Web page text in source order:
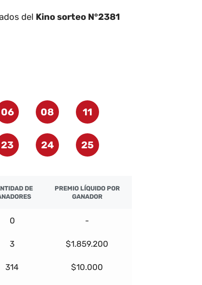
del Kino sorteo N°2381
06 08 11
23 24 25
DE
PREMIO LÍQUIDO POR
GANADOR
0 -
3 $1.859.200
314 $10.000